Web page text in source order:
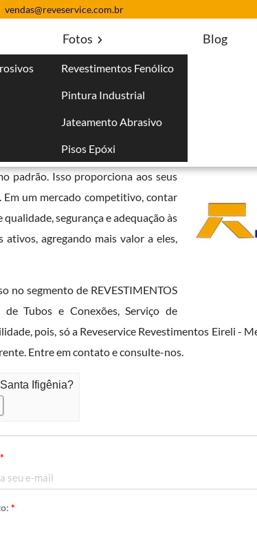
vendas@reveservice.com.br
Fotos
Revestimentos Fenólico
Pintura Industrial
Jateamento Abrasivo
Pisos Epóxi
Blog
Solicite um Orçamento
investe constantemente em
padrão. Isso proporciona aos seus
um mercado competitivo, contar
segurança e adequação às
agregando mais valor a eles,
no segmento de REVESTIMENTOS
de Tubos e Conexões, Serviço de
pois, só a Reveservice Revestimentos Eireli -
Entre em contato e consulte-nos.
Ifigênia?
*
*